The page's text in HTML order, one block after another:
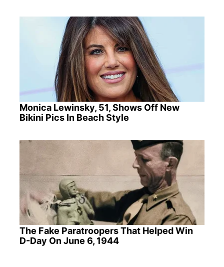
Monica Lewinsky, 51, Shows Off New
Bikini Pics In Beach Style
The Fake Paratroopers That Helped Win
D-Day On June 6, 1944